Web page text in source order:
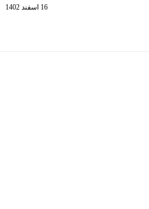
16 اسفند 1402